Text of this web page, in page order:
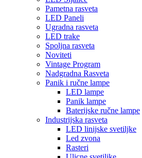
Pametna rasveta
LED Paneli
Ugradna rasveta
LED trake
Spoljna rasveta
Noviteti
Vintage Program
Nadgradna Rasveta
Panik i ručne lampe
LED lampe
Panik lampe
Baterijske ručne lampe
Industrijska rasveta
LED linijske svetiljke
Led zvona
Rasteri